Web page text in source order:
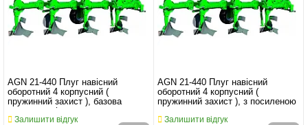
AGN 21-440 Плуг навісний
оборотний 4 корпусний (
пружинний захист ), базова
комплектація
Залишити відгук
AGN 21-440 Плуг навісний
оборотний 4 корпусний (
пружинний захист ), з посиленою
Залишити відгук